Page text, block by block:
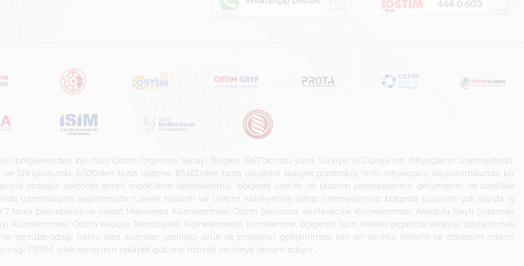
bölgelerinden biri olan Ostim Organize Sanayi Bölgesi 1967’den bu yana Türkiye ve Dünya’nın ihtiyaçlarını üretmektedir.
işkolunda, 6.500’den fazla işletme, 65.000’den fazla çalışanın faaliyet gösterdiği, milli ihtiyaçların karşılanmasında bir
stratejik sektörler çeşitli modellerle desteklenmiş, bölgede üretim ve tasarım yeteneklerinin gelişmesini ve özellikle
uzmanlaşma sağlanmıştır.Yüksek tasarım ve üretim kabiliyetine sahip işletmelerimiz, bölgede bulunan çok sayıda iş
başlıktaki(İş ve inşaat Makineleri Kümelenmesi, Ostim Savunma ve Havacılık Kümelenmesi, Anadolu Raylı Sistemler
Kümelenmesi, Ostim Kauçuk Teknolojileri Kümelenmesi) kümelenme, bölgenin tüm Ankara organize sanayisi başta olmak
tecrübe odağı halini alan kümeler, yenilikçi ürün ve projelerin geliştirilmesi için en verimli iletişim ve etkileşim ortamı
OSTİM, ülke sanayinin rekabet gücüne hizmet vermeye devam ediyor.